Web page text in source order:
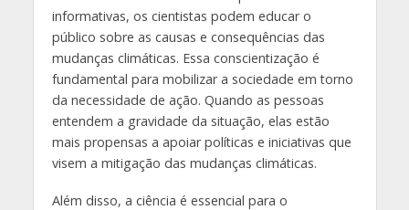
informativas, os cientistas podem educar o
público sobre as causas e consequências das
mudanças climáticas. Essa conscientização é
fundamental para mobilizar a sociedade em torno
da necessidade de ação. Quando as pessoas
entendem a gravidade da situação, elas estão
mais propensas a apoiar políticas e iniciativas que
visem a mitigação das mudanças climáticas.
Além disso, a ciência é essencial para o